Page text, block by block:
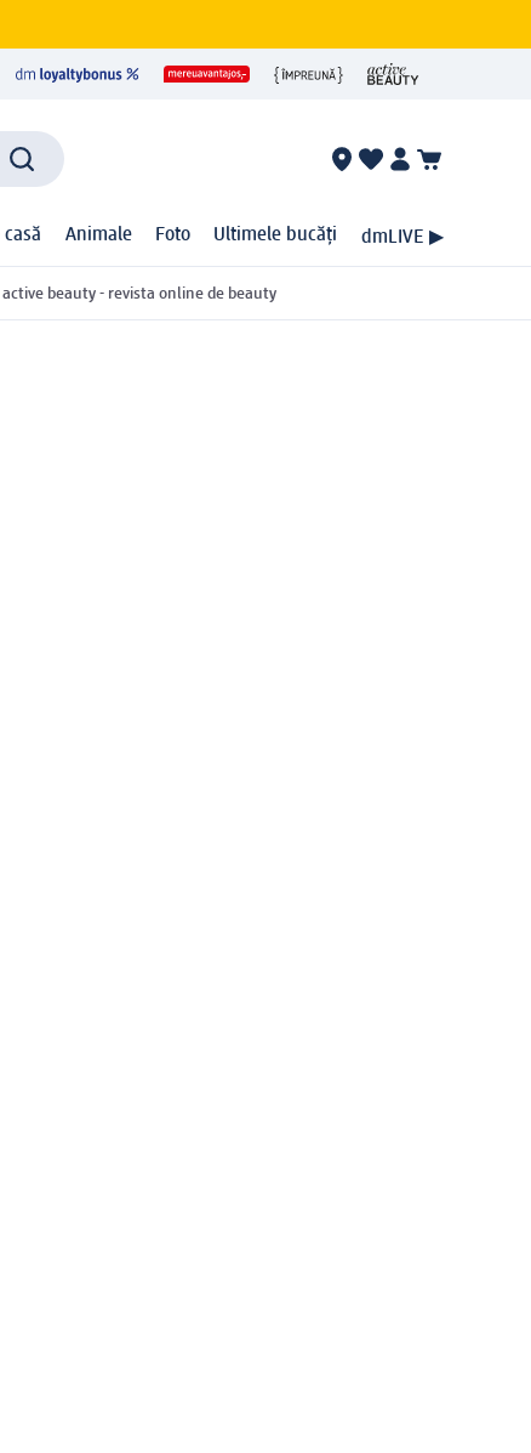
Animale Foto Ultimele bucăți dmLIVE ▶
active beauty - revista online de beauty